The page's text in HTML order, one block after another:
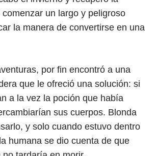
un largo y peligroso
la manera de convertirse en una
por fin encontró a una
que le ofreció una solución: si
a la vez la poción que había
sus cuerpos. Blonda
y solo cuando estuvo dentro
humana se dio cuenta de que